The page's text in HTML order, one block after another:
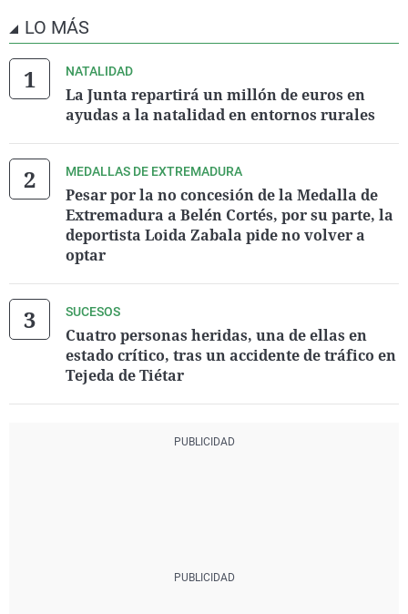
LO MÁS
NATALIDAD
La Junta repartirá un millón de euros en
ayudas a la natalidad en entornos rurales
MEDALLAS DE EXTREMADURA
Pesar por la no concesión de la Medalla de
Extremadura a Belén Cortés, por su parte, la
deportista Loida Zabala pide no volver a
optar
SUCESOS
Cuatro personas heridas, una de ellas en
estado crítico, tras un accidente de tráfico en
Tejeda de Tiétar